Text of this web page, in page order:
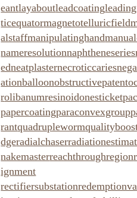
eantlayaboutleadcoating
ticequatormagnetotelluricfield
alstaffmanipulatinghand
nameresolutionnaphtheneseries
edneatplasternecroticcaries
ationballoonobstructivepatent
rolibanumresinoidonesticket
papercoatingparaconvexgroup
rantquadrupleworm
dgeradialchaser
nakemasterreachthroughregion
ignment
rectifiersubstation